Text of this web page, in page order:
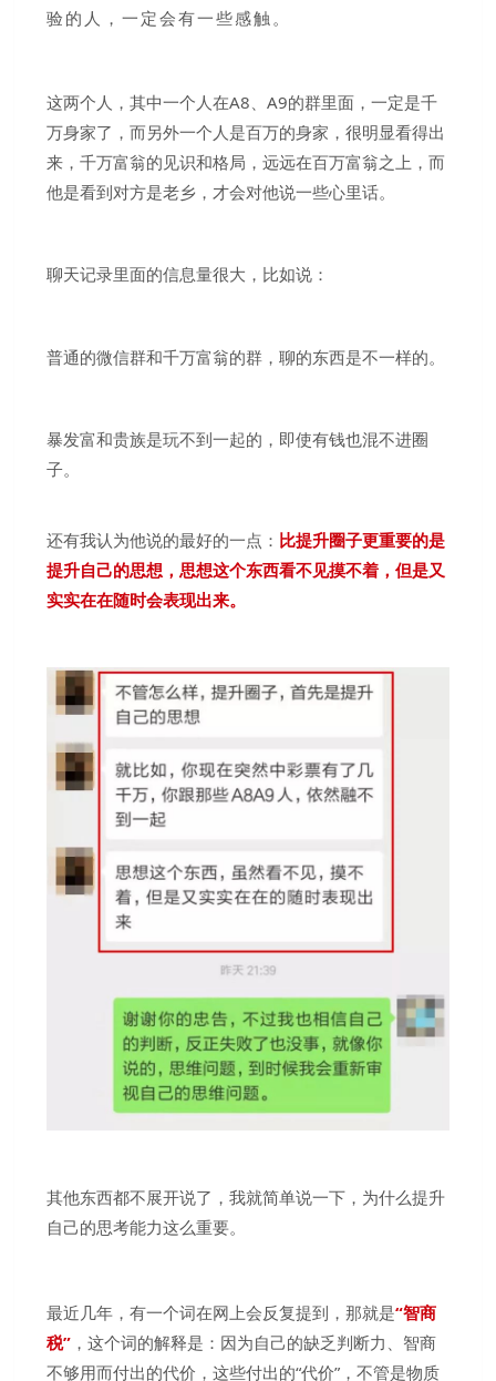
验的人，一定会有一些感触。
这两个人，其中一个人在A8、A9的群里面，一定是千
万身家了，而另外一个人是百万的身家，很明显看得出
来，千万富翁的见识和格局，远远在百万富翁之上，而
他是看到对方是老乡，才会对他说一些心里话。
聊天记录里面的信息量很大，比如说：
普通的微信群和千万富翁的群，聊的东西是不一样的。
暴发富和贵族是玩不到一起的，即使有钱也混不进圈
子。
还有我认为他说的最好的一点： 比提升圈子更重要的是
提升自己的思想，思想这个东西看不见摸不着，但是又
实实在在随时会表现出来。
其他东西都不展开说了，我就简单说一下，为什么提升
自己的思考能力这么重要。
最近几年，有一个词在网上会反复提到，那就是“智商
税” ，这个词的解释是： 因为自己的缺乏判断力、智商
不够用而付出的代价，这些付出的“代价”，不管是物质